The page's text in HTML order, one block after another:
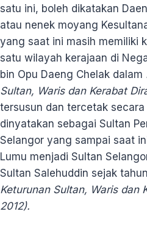
satu ini, boleh dikatakan
atau nenek moyang
yang saat ini masih memiliki
satu wilayah kerajaan di
bin Opu Daeng Chelak dalam
Sultan, Waris dan Kerabat
tersusun dan tercetak secara
dinyatakan sebagai Sultan
Selangor yang sampai saat
Lumu menjadi Sultan
Sultan Salehuddin sejak
Keturunan Sultan, Waris dan
2012).